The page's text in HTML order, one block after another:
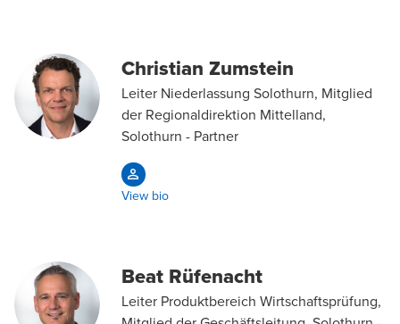
Christian Zumstein
Leiter Niederlassung Solothurn, Mitglied
der Regionaldirektion Mittelland,
Solothurn - Partner
View bio
Beat Rüfenacht
Leiter Produktbereich Wirtschaftsprüfung,